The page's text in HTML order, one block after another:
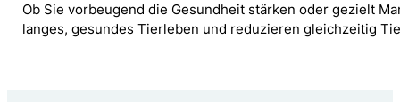
Ob Sie vorbeugend die Gesundheit stärken oder gezielt
langes, gesundes Tierleben und reduzieren gleichzeitig